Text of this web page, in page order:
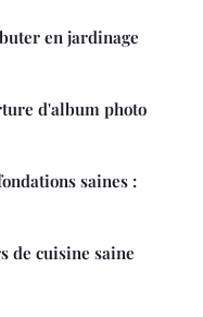
en jardinage
d'album photo
saines :
de cuisine saine